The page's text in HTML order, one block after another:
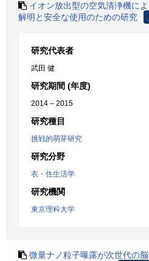
イオン放出型の空気清浄機に
解明と安全な使用のための研究
研究代表者
武田 健
研究期間 (年度)
2014 – 2015
研究種目
挑戦的萌芽研究
研究分野
衣・住生活学
研究機関
東京理科大学
微量ナノ粒子曝露が次世代の